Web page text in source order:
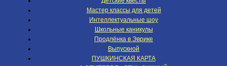
Мастер классы для детей
Интеллектуальные шоу
Школьные каникулы
Продлёнка в Эврике
Выпускной
ПУШКИНСКАЯ КАРТА